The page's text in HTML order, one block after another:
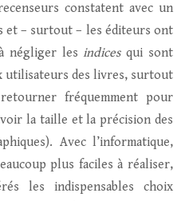
constatent avec un
et – surtout – les éditeurs ont
négliger lesindicesqui sont
utilisateurs des livres, surtout
fréquemment pour
la taille et la précision des
Avec l’informatique,
plus faciles à réaliser,
les indispensables choix